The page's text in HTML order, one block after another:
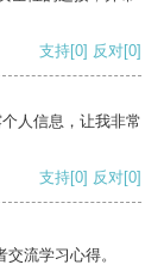
支持[0] 反对[0]
人信息，让我非常
支持[0] 反对[0]
流学习心得。